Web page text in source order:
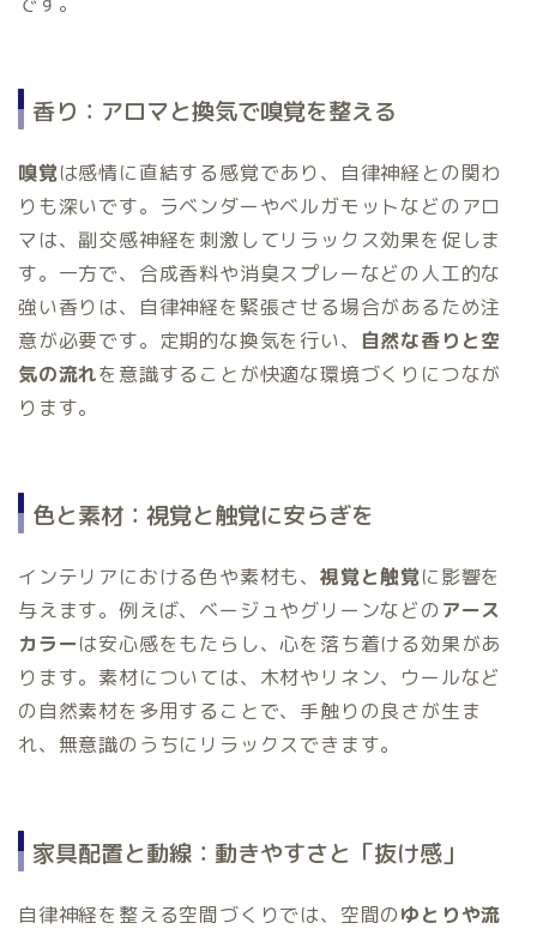
香り：アロマと換気で嗅覚を整える
嗅覚は感情に直結する感覚であり、自律神経との関わ
りも深いです。ラベンダーやベルガモットなどのアロ
マは、副交感神経を刺激してリラックス効果を促しま
す。一方で、合成香料や消臭スプレーなどの人工的な
強い香りは、自律神経を緊張させる場合があるため注
意が必要です。定期的な換気を行い、
自然な香りと空
気の流れを意識することが快適な環境づくりにつなが
ります。
色と素材：視覚と触覚に安らぎを
インテリアにおける色や素材も、 視覚と触覚に影響を
与えます。例えば、ベージュやグリーンなどの アース
カラーは安心感をもたらし、心を落ち着ける効果があ
ります。素材については、木材やリネン、ウールなど
の自然素材を多用することで、手触りの良さが生ま
れ、無意識のうちにリラックスできます。
家具配置と動線：動きやすさと「抜け感」
自律神経を整える空間づくりでは、空間のゆとりや流